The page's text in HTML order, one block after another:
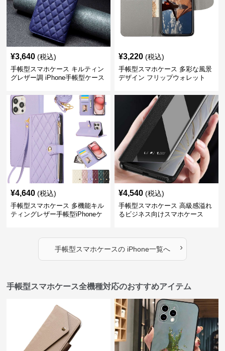
¥3,640 (税込)
手帳型スマホケース キルティン
グレザー調 iPhone手帳型ケース
¥3,220 (税込)
手帳型スマホケース 多彩な風景
デザイン フリップウォレット
¥4,640 (税込)
手帳型スマホケース 多機能キル
ティングレザー手帳型iPhoneケ
¥4,540 (税込)
手帳型スマホケース 高級感溢れ
るビジネス向けスマホケース
手帳型スマホケースのiPhone一覧へ ›
手帳型スマホケース全機種対応のおすすめアイテム